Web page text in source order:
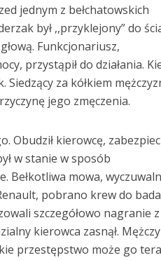
jednym z bełchatowskich
był ,,przyklejony” do
Funkcjonariusz,
przystąpił do działania.
za kółkiem
jego zmęczenia.
Obudził kierowcę,
w stanie w sposób
Bełkotliwa mowa,
pobrano krew do
szczegółowo nagranie z
kierowca zasnął.
przestępstwo może go